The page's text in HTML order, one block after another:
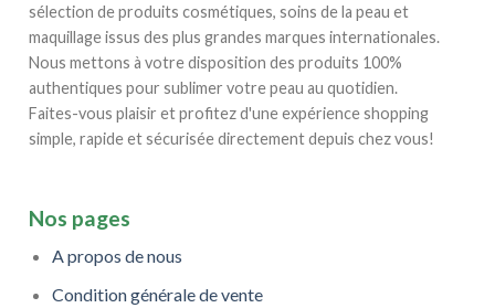
choisies
sur
la
du
sélection de produits cosmétiques, soins de la peau et
maquillage issus des plus grandes marques internationales.
Nous mettons à votre disposition des produits 100%
authentiques pour sublimer votre peau au quotidien.
Faites-vous plaisir et profitez d'une expérience shopping
simple, rapide et sécurisée directement depuis chez vous!
Nos pages
A propos de nous
Condition générale de vente